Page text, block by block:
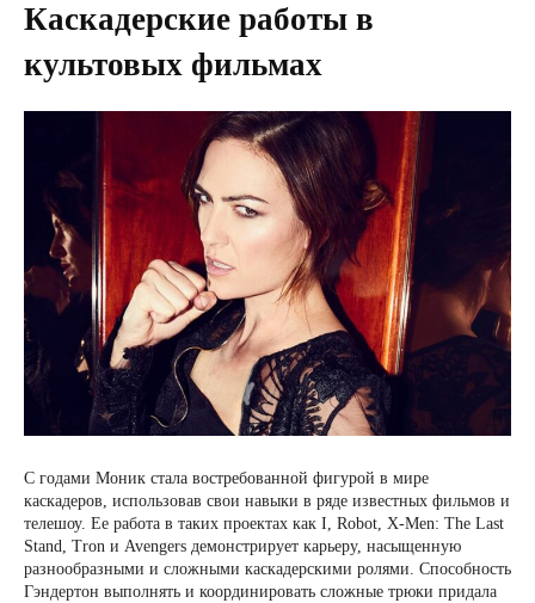
Каскадерские работы в
культовых фильмах
С годами Моник стала востребованной фигурой в мире
каскадеров, использовав свои навыки в ряде известных фильмов и
телешоу. Ее работа в таких проектах как I, Robot, X-Men: The Last
Stand, Tron и Avengers демонстрирует карьеру, насыщенную
разнообразными и сложными каскадерскими ролями. Способность
Гэндертон выполнять и координировать сложные трюки придала